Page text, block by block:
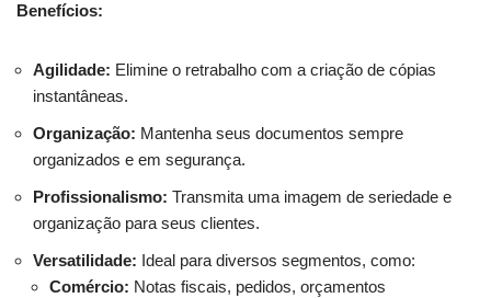
Benefícios:
Agilidade: Elimine o retrabalho com a criação de cópias
instantâneas.
Organização: Mantenha seus documentos sempre
organizados e em segurança.
Profissionalismo: Transmita uma imagem de seriedade e
organização para seus clientes.
Versatilidade: Ideal para diversos segmentos, como:
Comércio: Notas fiscais, pedidos, orçamentos